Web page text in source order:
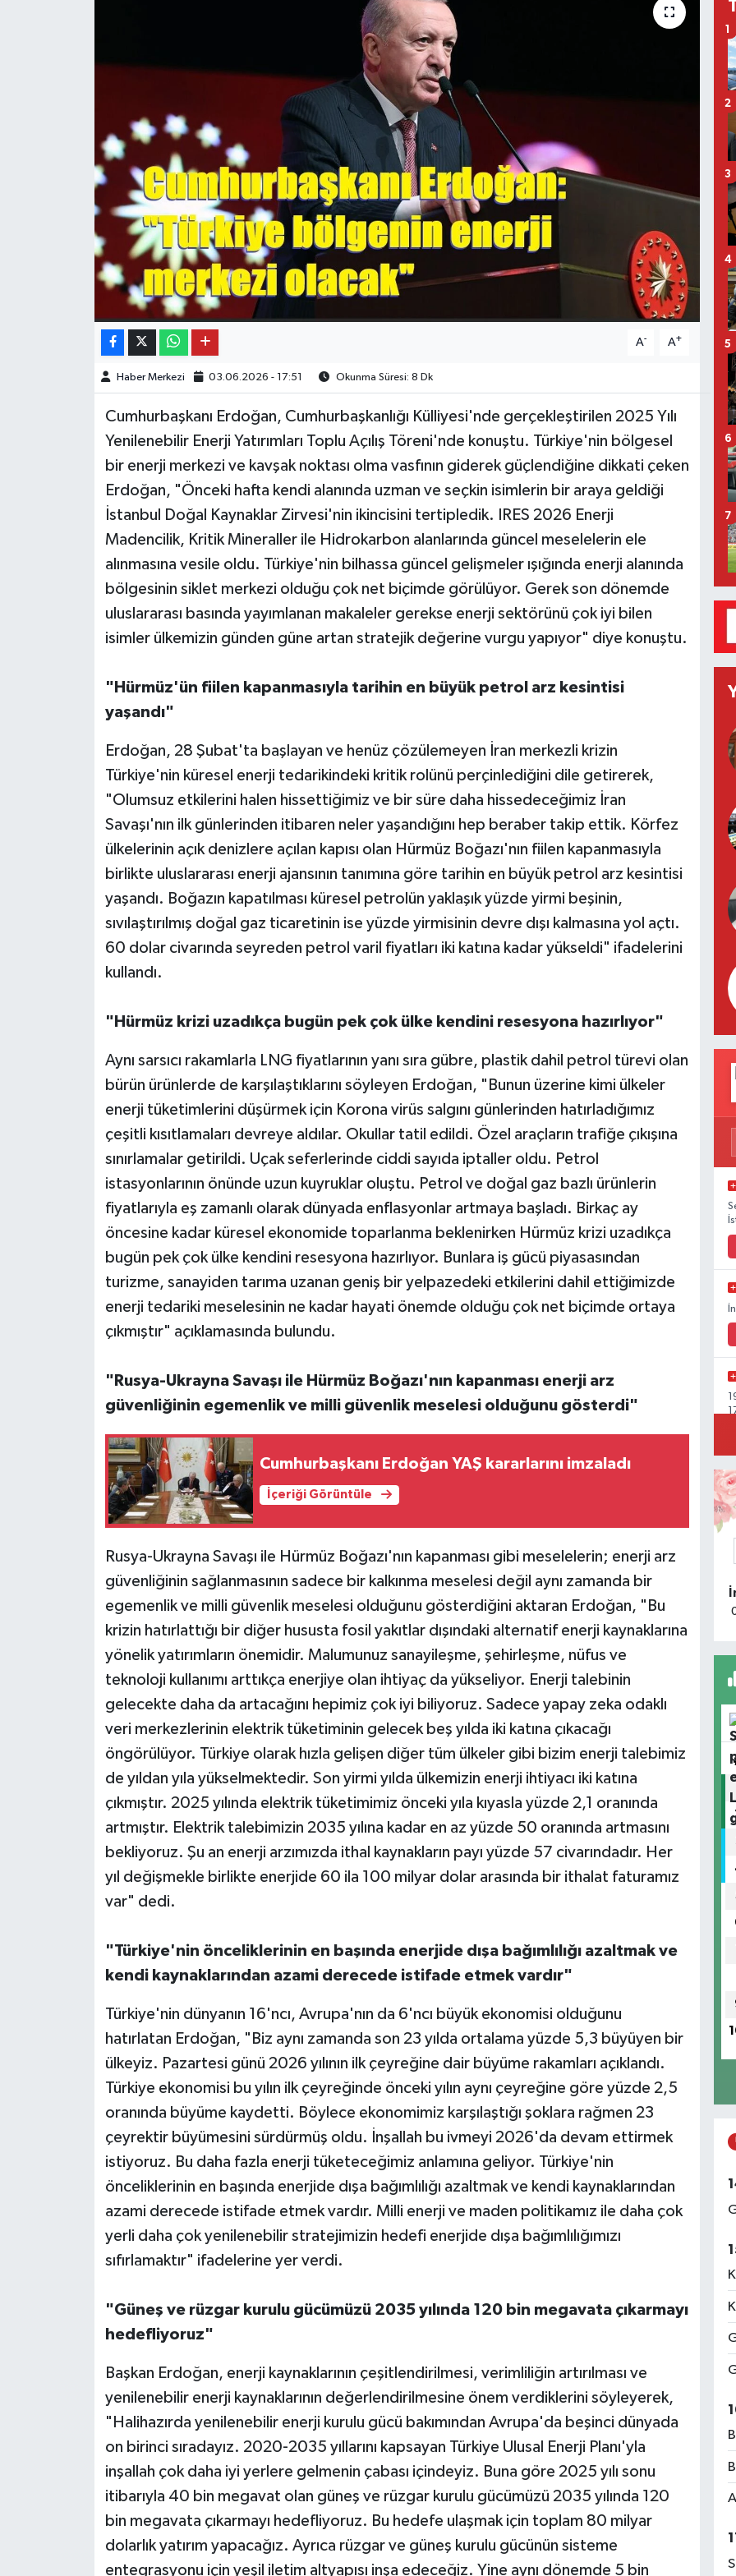
A- A+
Haber Merkezi 03.06.2026 - 17:51 Okunma Süresi: 8 Dk
Cumhurbaşkanı Erdoğan, Cumhurbaşkanlığı Külliyesi'nde gerçekleştirilen 2025 Yılı
Yenilenebilir Enerji Yatırımları Toplu Açılış Töreni'nde konuştu. Türkiye'nin bölgesel
bir enerji merkezi ve kavşak noktası olma vasfının giderek güçlendiğine dikkati çeken
Erdoğan, "Önceki hafta kendi alanında uzman ve seçkin isimlerin bir araya geldiği
İstanbul Doğal Kaynaklar Zirvesi'nin ikincisini tertipledik. IRES 2026 Enerji
Madencilik, Kritik Mineraller ile Hidrokarbon alanlarında güncel meselelerin ele
alınmasına vesile oldu. Türkiye'nin bilhassa güncel gelişmeler ışığında enerji alanında
bölgesinin siklet merkezi olduğu çok net biçimde görülüyor. Gerek son dönemde
uluslararası basında yayımlanan makaleler gerekse enerji sektörünü çok iyi bilen
isimler ülkemizin günden güne artan stratejik değerine vurgu yapıyor" diye konuştu.
"Hürmüz'ün fiilen kapanmasıyla tarihin en büyük petrol arz kesintisi
yaşandı"
Erdoğan, 28 Şubat'ta başlayan ve henüz çözülemeyen İran merkezli krizin
Türkiye'nin küresel enerji tedarikindeki kritik rolünü perçinlediğini dile getirerek,
"Olumsuz etkilerini halen hissettiğimiz ve bir süre daha hissedeceğimiz İran
Savaşı'nın ilk günlerinden itibaren neler yaşandığını hep beraber takip ettik. Körfez
ülkelerinin açık denizlere açılan kapısı olan Hürmüz Boğazı'nın fiilen kapanmasıyla
birlikte uluslararası enerji ajansının tanımına göre tarihin en büyük petrol arz kesintisi
yaşandı. Boğazın kapatılması küresel petrolün yaklaşık yüzde yirmi beşinin,
sıvılaştırılmış doğal gaz ticaretinin ise yüzde yirmisinin devre dışı kalmasına yol açtı.
60 dolar civarında seyreden petrol varil fiyatları iki katına kadar yükseldi" ifadelerini
kullandı.
"Hürmüz krizi uzadıkça bugün pek çok ülke kendini resesyona hazırlıyor"
Aynı sarsıcı rakamlarla LNG fiyatlarının yanı sıra gübre, plastik dahil petrol türevi olan
bürün ürünlerde de karşılaştıklarını söyleyen Erdoğan, "Bunun üzerine kimi ülkeler
enerji tüketimlerini düşürmek için Korona virüs salgını günlerinden hatırladığımız
çeşitli kısıtlamaları devreye aldılar. Okullar tatil edildi. Özel araçların trafiğe çıkışına
sınırlamalar getirildi. Uçak seferlerinde ciddi sayıda iptaller oldu. Petrol
istasyonlarının önünde uzun kuyruklar oluştu. Petrol ve doğal gaz bazlı ürünlerin
fiyatlarıyla eş zamanlı olarak dünyada enflasyonlar artmaya başladı. Birkaç ay
öncesine kadar küresel ekonomide toparlanma beklenirken Hürmüz krizi uzadıkça
bugün pek çok ülke kendini resesyona hazırlıyor. Bunlara iş gücü piyasasından
turizme, sanayiden tarıma uzanan geniş bir yelpazedeki etkilerini dahil ettiğimizde
enerji tedariki meselesinin ne kadar hayati önemde olduğu çok net biçimde ortaya
çıkmıştır" açıklamasında bulundu.
"Rusya-Ukrayna Savaşı ile Hürmüz Boğazı'nın kapanması enerji arz
güvenliğinin egemenlik ve milli güvenlik meselesi olduğunu gösterdi"
Cumhurbaşkanı Erdoğan YAŞ kararlarını imzaladı
İçeriği Görüntüle
Rusya-Ukrayna Savaşı ile Hürmüz Boğazı'nın kapanması gibi meselelerin; enerji arz
güvenliğinin sağlanmasının sadece bir kalkınma meselesi değil aynı zamanda bir
egemenlik ve milli güvenlik meselesi olduğunu gösterdiğini aktaran Erdoğan, "Bu
krizin hatırlattığı bir diğer hususta fosil yakıtlar dışındaki alternatif enerji kaynaklarına
yönelik yatırımların önemidir. Malumunuz sanayileşme, şehirleşme, nüfus ve
teknoloji kullanımı arttıkça enerjiye olan ihtiyaç da yükseliyor. Enerji talebinin
gelecekte daha da artacağını hepimiz çok iyi biliyoruz. Sadece yapay zeka odaklı
veri merkezlerinin elektrik tüketiminin gelecek beş yılda iki katına çıkacağı
öngörülüyor. Türkiye olarak hızla gelişen diğer tüm ülkeler gibi bizim enerji talebimiz
de yıldan yıla yükselmektedir. Son yirmi yılda ülkemizin enerji ihtiyacı iki katına
çıkmıştır. 2025 yılında elektrik tüketimimiz önceki yıla kıyasla yüzde 2,1 oranında
artmıştır. Elektrik talebimizin 2035 yılına kadar en az yüzde 50 oranında artmasını
bekliyoruz. Şu an enerji arzımızda ithal kaynakların payı yüzde 57 civarındadır. Her
yıl değişmekle birlikte enerjide 60 ila 100 milyar dolar arasında bir ithalat faturamız
var" dedi.
"Türkiye'nin önceliklerinin en başında enerjide dışa bağımlılığı azaltmak ve
kendi kaynaklarından azami derecede istifade etmek vardır"
Türkiye'nin dünyanın 16'ncı, Avrupa'nın da 6'ncı büyük ekonomisi olduğunu
hatırlatan Erdoğan, "Biz aynı zamanda son 23 yılda ortalama yüzde 5,3 büyüyen bir
ülkeyiz. Pazartesi günü 2026 yılının ilk çeyreğine dair büyüme rakamları açıklandı.
Türkiye ekonomisi bu yılın ilk çeyreğinde önceki yılın aynı çeyreğine göre yüzde 2,5
oranında büyüme kaydetti. Böylece ekonomimiz karşılaştığı şoklara rağmen 23
çeyrektir büyümesini sürdürmüş oldu. İnşallah bu ivmeyi 2026'da devam ettirmek
istiyoruz. Bu daha fazla enerji tüketeceğimiz anlamına geliyor. Türkiye'nin
önceliklerinin en başında enerjide dışa bağımlılığı azaltmak ve kendi kaynaklarından
azami derecede istifade etmek vardır. Milli enerji ve maden politikamız ile daha çok
yerli daha çok yenilenebilir stratejimizin hedefi enerjide dışa bağımlılığımızı
sıfırlamaktır" ifadelerine yer verdi.
"Güneş ve rüzgar kurulu gücümüzü 2035 yılında 120 bin megavata çıkarmayı
hedefliyoruz"
Başkan Erdoğan, enerji kaynaklarının çeşitlendirilmesi, verimliliğin artırılması ve
yenilenebilir enerji kaynaklarının değerlendirilmesine önem verdiklerini söyleyerek,
"Halihazırda yenilenebilir enerji kurulu gücü bakımından Avrupa'da beşinci dünyada
on birinci sıradayız. 2020-2035 yıllarını kapsayan Türkiye Ulusal Enerji Planı'yla
inşallah çok daha iyi yerlere gelmenin çabası içindeyiz. Buna göre 2025 yılı sonu
itibarıyla 40 bin megavat olan güneş ve rüzgar kurulu gücümüzü 2035 yılında 120
bin megavata çıkarmayı hedefliyoruz. Bu hedefe ulaşmak için toplam 80 milyar
dolarlık yatırım yapacağız. Ayrıca rüzgar ve güneş kurulu gücünün sisteme
entegrasyonu için yeşil iletim altyapısı inşa edeceğiz. Yine aynı dönemde 5 bin
1
2
3
4
5
6
7